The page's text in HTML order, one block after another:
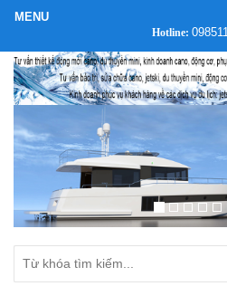
Hotline: